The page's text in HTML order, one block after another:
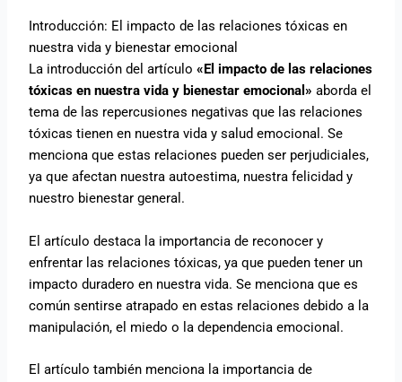
Introducción: El impacto de las relaciones tóxicas en
nuestra vida y bienestar emocional
La introducción del artículo«El impacto de las relaciones
tóxicas en nuestra vida y bienestar emocional»aborda el
tema de las repercusiones negativas que las relaciones
tóxicas tienen en nuestra vida y salud emocional. Se
menciona que estas relaciones pueden ser perjudiciales,
ya que afectan nuestra autoestima, nuestra felicidad y
nuestro bienestar general.
El artículo destaca la importancia de reconocer y
enfrentar las relaciones tóxicas, ya que pueden tener un
impacto duradero en nuestra vida. Se menciona que es
común sentirse atrapado en estas relaciones debido a la
manipulación, el miedo o la dependencia emocional.
El artículo también menciona la importancia de